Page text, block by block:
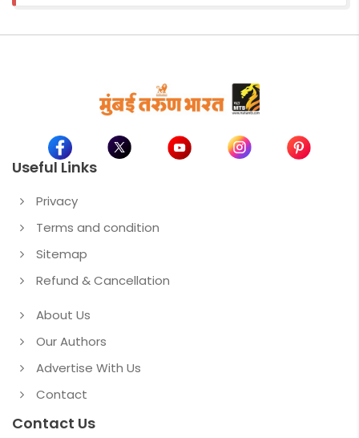
Useful Links
Privacy
Terms and condition
Sitemap
Refund & Cancellation
About Us
Our Authors
Advertise With Us
Contact
Contact Us